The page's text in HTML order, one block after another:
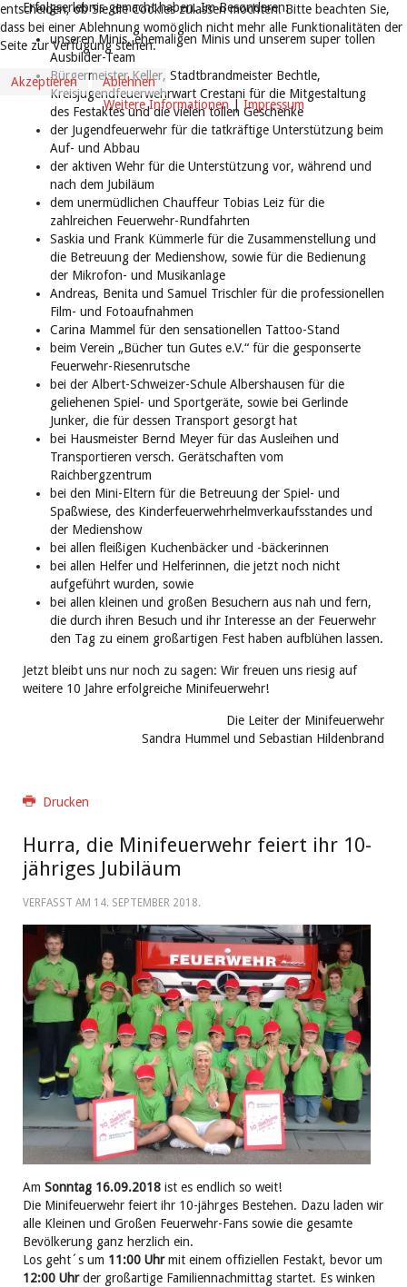
Erfolgserlebnis gemacht haben. Im Besonderen:
unseren Minis, ehemaligen Minis und unserem super tollen
Ausbilder-Team
Bürgermeister Keller, Stadtbrandmeister Bechtle,
Kreisjugendfeuerwehrwart Crestani für die Mitgestaltung
des Festaktes und die vielen tollen Geschenke
der Jugendfeuerwehr für die tatkräftige Unterstützung beim
Auf- und Abbau
der aktiven Wehr für die Unterstützung vor, während und
nach dem Jubiläum
dem unermüdlichen Chauffeur Tobias Leiz für die
zahlreichen Feuerwehr-Rundfahrten
Saskia und Frank Kümmerle für die Zusammenstellung und
die Betreuung der Medienshow, sowie für die Bedienung
der Mikrofon- und Musikanlage
Andreas, Benita und Samuel Trischler für die professionellen
Film- und Fotoaufnahmen
Carina Mammel für den sensationellen Tattoo-Stand
beim Verein „Bücher tun Gutes e.V.“ für die gesponserte
Feuerwehr-Riesenrutsche
bei der Albert-Schweizer-Schule Albershausen für die
geliehenen Spiel- und Sportgeräte, sowie bei Gerlinde
Junker, die für dessen Transport gesorgt hat
bei Hausmeister Bernd Meyer für das Ausleihen und
Transportieren versch. Gerätschaften vom
Raichbergzentrum
bei den Mini-Eltern für die Betreuung der Spiel- und
Spaßwiese, des Kinderfeuerwehrhelmverkaufsstandes und
der Medienshow
bei allen fleißigen Kuchenbäcker und -bäckerinnen
bei allen Helfer und Helferinnen, die jetzt noch nicht
aufgeführt wurden, sowie
bei allen kleinen und großen Besuchern aus nah und fern,
die durch ihren Besuch und ihr Interesse an der Feuerwehr
den Tag zu einem großartigen Fest haben aufblühen lassen.
Jetzt bleibt uns nur noch zu sagen: Wir freuen uns riesig auf
weitere 10 Jahre erfolgreiche Minifeuerwehr!
Die Leiter der Minifeuerwehr
Sandra Hummel und Sebastian Hildenbrand
Drucken
Hurra, die Minifeuerwehr feiert ihr 10-
jähriges Jubiläum
VERFASST AM 14. SEPTEMBER 2018.
Am Sonntag 16.09.2018 ist es endlich so weit!
Die Minifeuerwehr feiert ihr 10-jährges Bestehen. Dazu laden wir
alle Kleinen und Großen Feuerwehr-Fans sowie die gesamte
Bevölkerung ganz herzlich ein.
Los geht´s um 11:00 Uhrmit einem offiziellen Festakt, bevor um
12:00 Uhrder großartige Familiennachmittag startet. Es winken
entscheiden, ob Sie die Cookies zulassen möchten. Bitte beachten Sie,
dass bei einer Ablehnung womöglich nicht mehr alle Funktionalitäten der
Seite zur Verfügung stehen.
Akzeptieren
Ablehnen
Weitere Informationen
Impressum